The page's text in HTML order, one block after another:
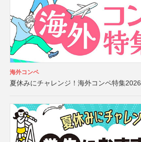
海外コンペ
夏休みにチャレンジ！海外コンペ特集2026